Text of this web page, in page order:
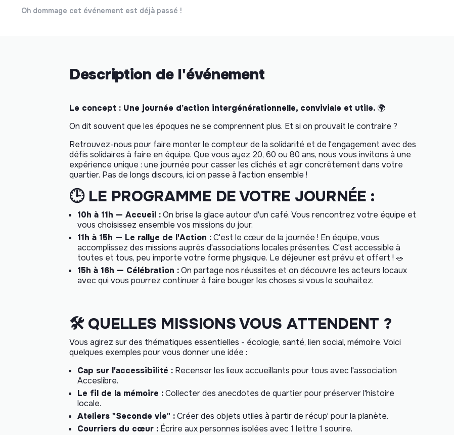
Oh dommage cet événement est déjà passé !
Description de l'événement
Le concept : Une journée d’action intergénérationnelle, conviviale et utile. 🌍
On dit souvent que les époques ne se comprennent plus. Et si on prouvait le contraire ?
Retrouvez-nous pour faire monter le compteur de la solidarité et de l'engagement avec des
défis solidaires à faire en équipe. Que vous ayez 20, 60 ou 80 ans, nous vous invitons à une
expérience unique : une journée pour casser les clichés et agir concrètement dans votre
quartier. Pas de longs discours, ici on passe à l'action ensemble !
🕒 LE PROGRAMME DE VOTRE JOURNÉE :
10h à 11h — Accueil :On brise la glace autour d'un café. Vous rencontrez votre équipe et
vous choisissez ensemble vos missions du jour.
11h à 15h — Le rallye de l'Action :C'est le cœur de la journée ! En équipe, vous
accomplissez des missions auprès d'associations locales présentes. C'est accessible à
toutes et tous, peu importe votre forme physique. Le déjeuner est prévu et offert ! 🥗
15h à 16h — Célébration :On partage nos réussites et on découvre les acteurs locaux
avec qui vous pourrez continuer à faire bouger les choses si vous le souhaitez.
🛠️ QUELLES MISSIONS VOUS ATTENDENT ?
Vous agirez sur des thématiques essentielles - écologie, santé, lien social, mémoire. Voici
quelques exemples pour vous donner une idée :
Cap sur l'accessibilité : Recenser les lieux accueillants pour tous avec l'association
Acceslibre.
Le fil de la mémoire :Collecter des anecdotes de quartier pour préserver l'histoire
locale.
Ateliers "Seconde vie" :Créer des objets utiles à partir de récup' pour la planète.
Courriers du cœur : Écrire aux personnes isolées avec 1 lettre 1 sourire.